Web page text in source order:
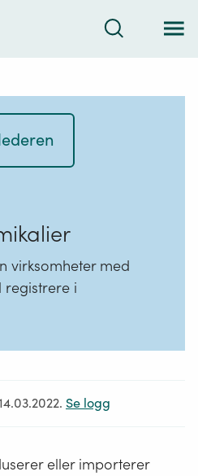
Søk
virksomheter med
registrere i
Se logg
eller importerer